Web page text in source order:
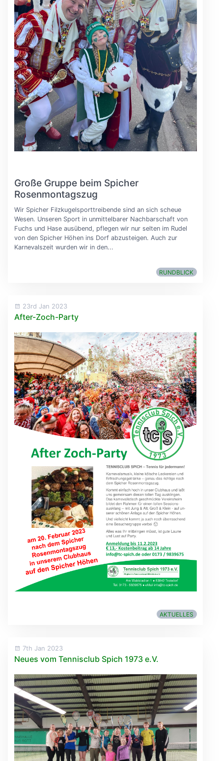
Große Gruppe beim Spicher
Rosenmontagszug
Wir Spicher Filzkugelsporttreibende sind an sich scheue
Wesen. Unseren Sport in unmittelbarer Nachbarschaft von
Fuchs und Hase ausübend, pflegen wir nur selten im Rudel
von den Spicher Höhen ins Dorf abzusteigen. Auch zur
Karnevalszeit wurden wir in den...
RUNDBLICK
23rd Jan 2023
After-Zoch-Party
AKTUELLES
7th Jan 2023
Neues vom Tennisclub Spich 1973 e.V.